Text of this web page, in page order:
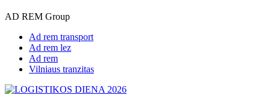
AD REM Group
Ad rem transport
Ad rem lez
Ad rem
Vilniaus tranzitas